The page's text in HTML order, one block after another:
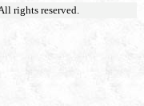
rights reserved.